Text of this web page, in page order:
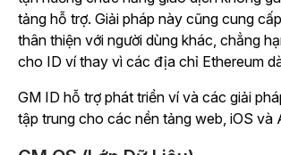
tảng hỗ trợ. Giải pháp này cũng cung
thân thiện với người dùng khác, chẳng
cho ID ví thay vì các địa chỉ Ethereum
GM ID hỗ trợ phát triển ví và các giải
tập trung cho các nền tảng web, iOS và